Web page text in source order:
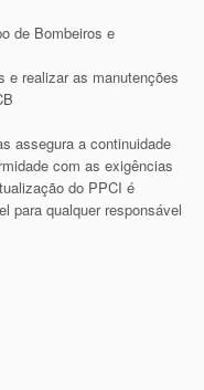
de Bombeiros e
e realizar as manutenções
assegura a continuidade
com as exigências
do PPCI é
para qualquer responsável